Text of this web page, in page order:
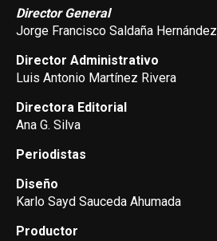
Director General
Jorge Francisco Saldaña Hernández
Director Administrativo
Luis Antonio Martínez Rivera
Directora Editorial
Ana G. Silva
Periodistas
Diseño
Karlo Sayd Sauceda Ahumada
Productor